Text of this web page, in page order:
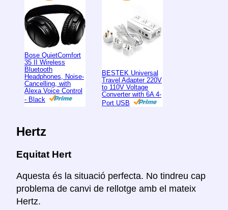
Bose QuietComfort
35 II Wireless
Bluetooth
Headphones, Noise-
Cancelling, with
Alexa Voice Control
- Black
BESTEK Universal
Travel Adapter 220V
to 110V Voltage
Converter with 6A 4-
Port USB
Hertz
Equitat Hert
Aquesta és la situació perfecta. No tindreu cap
problema de canvi de rellotge amb el mateix
Hertz.